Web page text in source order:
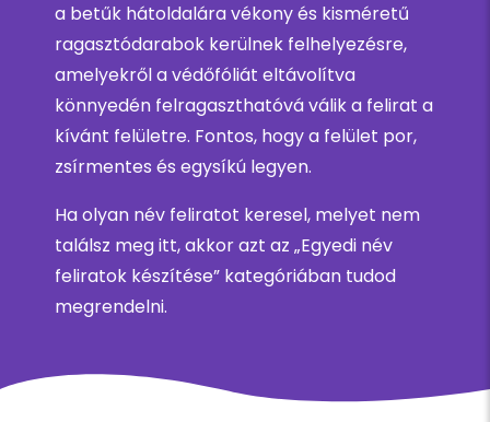
a betűk hátoldalára vékony és kisméretű
ragasztódarabok kerülnek felhelyezésre,
amelyekről a védőfóliát eltávolítva
könnyedén felragaszthatóvá válik a felirat a
kívánt felületre. Fontos, hogy a felület por,
zsírmentes és egysíkú legyen.
Ha olyan név feliratot keresel, melyet nem
találsz meg itt, akkor azt az „Egyedi név
feliratok készítése” kategóriában tudod
megrendelni.